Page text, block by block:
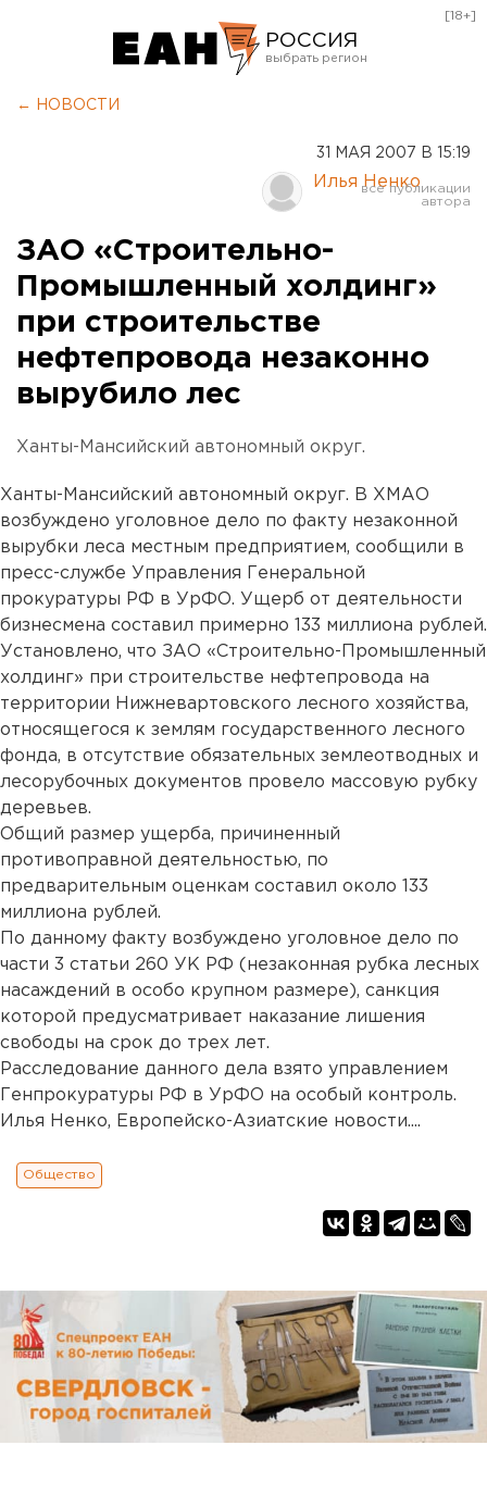
РОССИЯ
Курган
Оренбург
[18+]
← НОВОСТИ
31 МАЯ 2007 В 15:19
Илья Ненко
ЗАО «Строительно-
Промышленный холдинг»
при строительстве
нефтепровода незаконно
вырубило лес
Ханты-Мансийский автономный округ.
Ханты-Мансийский автономный округ. В ХМАО
возбуждено уголовное дело по факту незаконной
вырубки леса местным предприятием, сообщили в
пресс-службе Управления Генеральной
прокуратуры РФ в УрФО. Ущерб от деятельности
бизнесмена составил примерно 133 миллиона рублей.
Установлено, что ЗАО «Строительно-Промышленный
холдинг» при строительстве нефтепровода на
территории Нижневартовского лесного хозяйства,
относящегося к землям государственного лесного
фонда, в отсутствие обязательных землеотводных и
лесорубочных документов провело массовую рубку
деревьев.
Общий размер ущерба, причиненный
противоправной деятельностью, по
предварительным оценкам составил около 133
миллиона рублей.
По данному факту возбуждено уголовное дело по
части 3 статьи 260 УК РФ (незаконная рубка лесных
насаждений в особо крупном размере), санкция
которой предусматривает наказание лишения
свободы на срок до трех лет.
Расследование данного дела взято управлением
Генпрокуратуры РФ в УрФО на особый контроль.
Илья Ненко, Европейско-Азиатские новости....
Общество